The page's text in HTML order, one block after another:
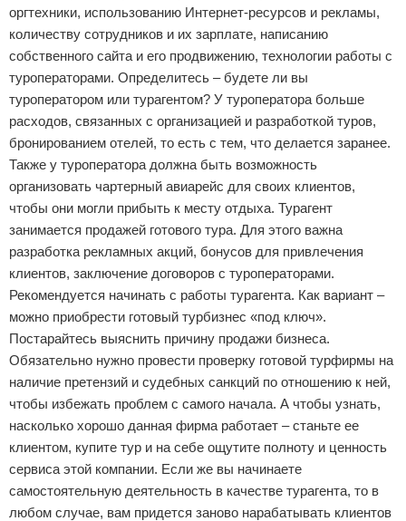
оргтехники, использованию Интернет-ресурсов и рекламы,
количеству сотрудников и их зарплате, написанию
собственного сайта и его продвижению, технологии работы с
туроператорами. Определитесь – будете ли вы
туроператором или турагентом? У туроператора больше
расходов, связанных с организацией и разработкой туров,
бронированием отелей, то есть с тем, что делается заранее.
Также у туроператора должна быть возможность
организовать чартерный авиарейс для своих клиентов,
чтобы они могли прибыть к месту отдыха. Турагент
занимается продажей готового тура. Для этого важна
разработка рекламных акций, бонусов для привлечения
клиентов, заключение договоров с туроператорами.
Рекомендуется начинать с работы турагента. Как вариант –
можно приобрести готовый турбизнес «под ключ».
Постарайтесь выяснить причину продажи бизнеса.
Обязательно нужно провести проверку готовой турфирмы на
наличие претензий и судебных санкций по отношению к ней,
чтобы избежать проблем с самого начала. А чтобы узнать,
насколько хорошо данная фирма работает – станьте ее
клиентом, купите тур и на себе ощутите полноту и ценность
сервиса этой компании. Если же вы начинаете
самостоятельную деятельность в качестве турагента, то в
любом случае, вам придется заново нарабатывать клиентов